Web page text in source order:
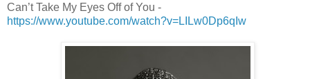
Can’t Take My Eyes Off of You -
https://www.youtube.com/watch?v=LILw0Dp6qIw